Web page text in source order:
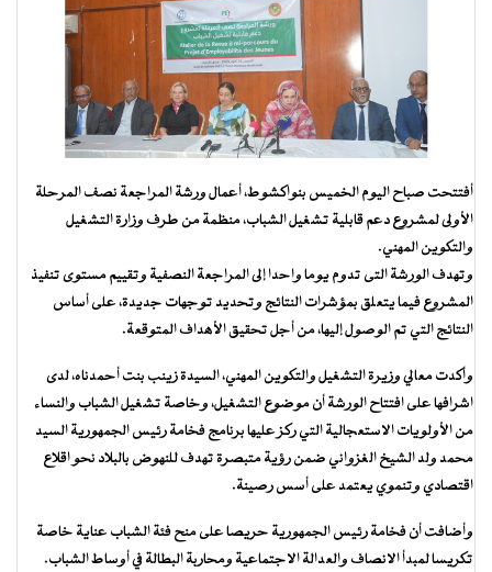
أفتتحت صباح اليوم الخميس بنواكشوط، أعمال ورشة المراجعة نصف المرحلة
الأولى لمشروع دعم قابلية تشغيل الشباب، منظمة من طرف وزارة التشغيل
والتكوين المهني.
وتهدف الورشة التى تدوم يوما واحدا إلى المراجعة النصفية وتقييم مستوى تنفيذ
المشروع فيما يتعلق بمؤشرات النتائج وتحديد توجهات جديدة، على أساس
النتائج التي تم الوصول إليها، من أجل تحقيق الأهداف المتوقعة.
وأكدت معالي وزيرة التشغيل والتكوين المهني، السيدة زينب بنت أحمدناه، لدى
اشرافها على افتتاح الورشة أن موضوع التشغيل، وخاصة تشغيل الشباب والنساء
من الأولويات الاستعجالية التي ركز عليها برنامج فخامة رئيس الجمهورية السيد
محمد ولد الشيخ الغزواني ضمن رؤية متبصرة تهدف للنهوض بالبلاد نحو اقلاع
اقتصادي وتنموي يعتمد على أسس رصينة.
وأضافت أن فخامة رئيس الجمهورية حريصا على منح فئة الشباب عناية خاصة
تكريسا لمبدأ الانصاف والعدالة الاجتماعية ومحاربة البطالة في أوساط الشباب.